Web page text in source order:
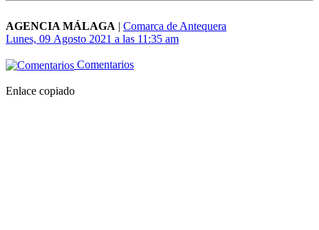
AGENCIA MÁLAGA | Comarca de Antequera
Lunes, 09 Agosto 2021 a las 11:35 am
Comentarios
Enlace copiado